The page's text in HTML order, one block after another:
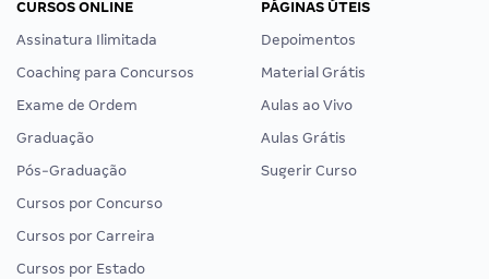
CURSOS ONLINE
Assinatura Ilimitada
Coaching para Concursos
Exame de Ordem
Graduação
Pós-Graduação
Cursos por Concurso
Cursos por Carreira
Cursos por Estado
PÁGINAS ÚTEIS
Depoimentos
Material Grátis
Aulas ao Vivo
Aulas Grátis
Sugerir Curso